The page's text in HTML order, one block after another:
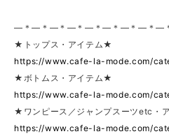
—＊—＊—＊—＊—＊—＊—＊—＊—
★トップス・アイテム★
https://www.cafe-la-mode.com/
★ボトムス・アイテム★
https://www.cafe-la-mode.com/
★ワンピース／ジャンプスーツetc・
https://www.cafe-la-mode.com/